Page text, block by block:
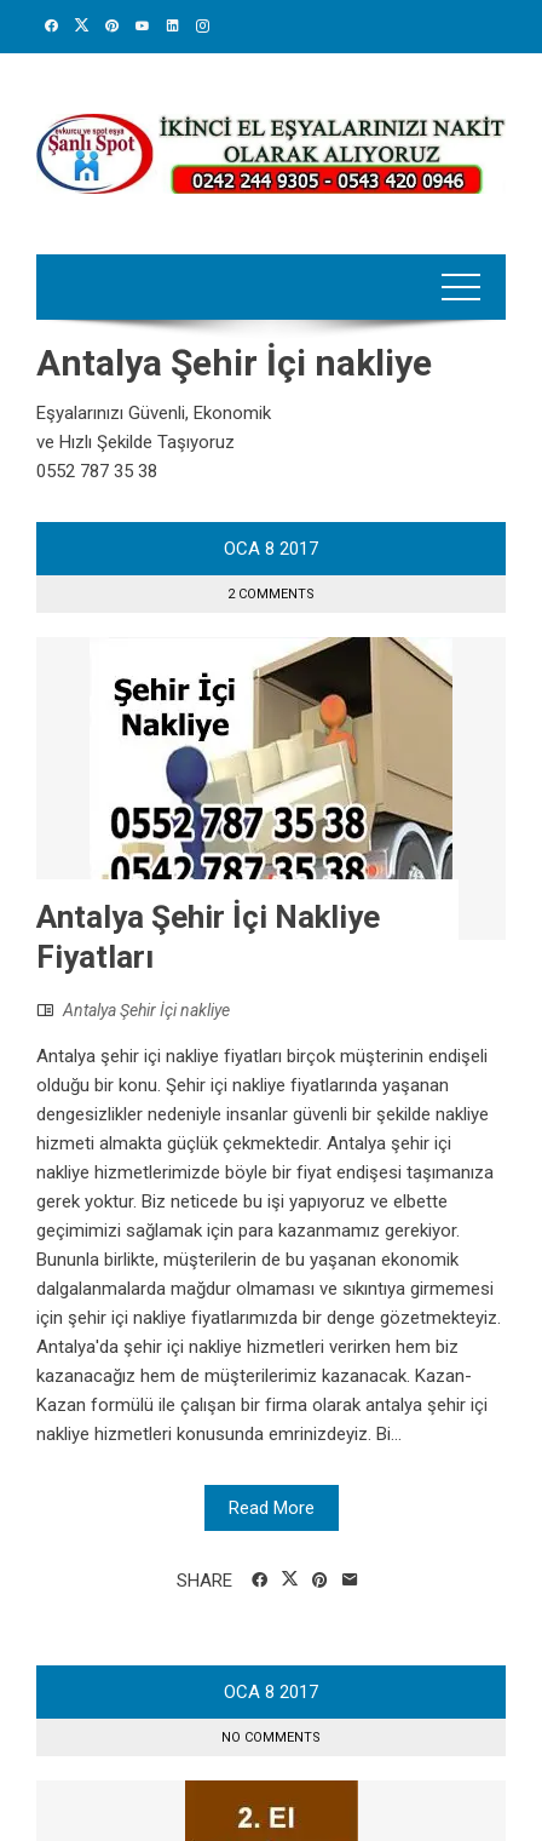
Antalya Şehir İçi nakliye
Eşyalarınızı Güvenli, Ekonomik
ve Hızlı Şekilde Taşıyoruz
0552 787 35 38
OCA 8 2017
2 COMMENTS
Antalya Şehir İçi Nakliye
Fiyatları
Antalya Şehir İçi nakliye
Antalya şehir içi nakliye fiyatları birçok müşterinin endişeli
olduğu bir konu. Şehir içi nakliye fiyatlarında yaşanan
dengesizlikler nedeniyle insanlar güvenli bir şekilde nakliye
hizmeti almakta güçlük çekmektedir. Antalya şehir içi
nakliye hizmetlerimizde böyle bir fiyat endişesi taşımanıza
gerek yoktur. Biz neticede bu işi yapıyoruz ve elbette
geçimimizi sağlamak için para kazanmamız gerekiyor.
Bununla birlikte, müşterilerin de bu yaşanan ekonomik
dalgalanmalarda mağdur olmaması ve sıkıntıya girmemesi
için şehir içi nakliye fiyatlarımızda bir denge gözetmekteyiz.
Antalya'da şehir içi nakliye hizmetleri verirken hem biz
kazanacağız hem de müşterilerimiz kazanacak. Kazan-
Kazan formülü ile çalışan bir firma olarak antalya şehir içi
nakliye hizmetleri konusunda emrinizdeyiz. Bi...
Read More
SHARE
OCA 8 2017
NO COMMENTS